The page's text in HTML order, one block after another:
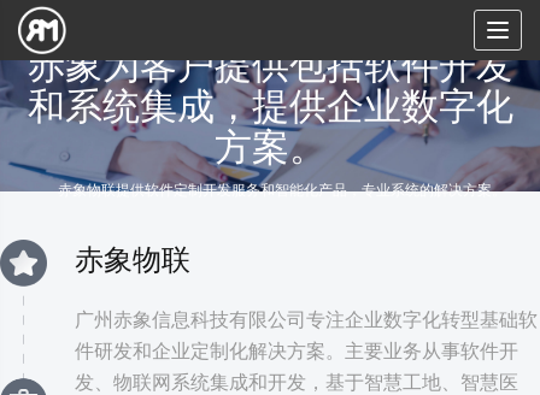
赤象为客户提供包括软件开发
和系统集成，提供企业数字化
方案。
赤象物联提供软件定制开发服务和智能化产品，专业系统的解决方案。
赤象物联
广州赤象信息科技有限公司专注企业数字化转型基础软
件研发和企业定制化解决方案。主要业务从事软件开
发、物联网系统集成和开发，基于智慧工地、智慧医